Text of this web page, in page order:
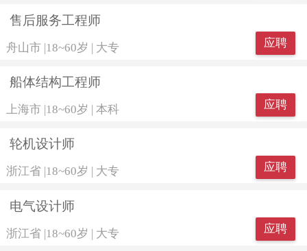
售后服务工程师
舟山市 |18~60岁 | 大专 应聘
船体结构工程师
上海市 |18~60岁 | 本科 应聘
轮机设计师
浙江省| 18~60岁 大专 应聘
电气设计师
浙江省|18~60岁 | 大专 应聘